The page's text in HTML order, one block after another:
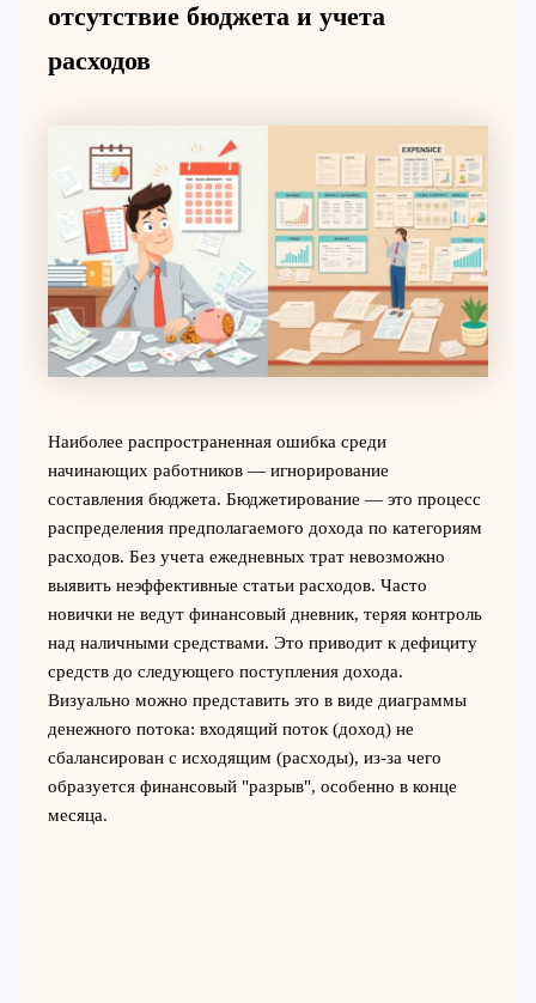
отсутствие бюджета и учета
расходов
Наиболее распространенная ошибка среди
начинающих работников — игнорирование
составления бюджета. Бюджетирование — это процесс
распределения предполагаемого дохода по категориям
расходов. Без учета ежедневных трат невозможно
выявить неэффективные статьи расходов. Часто
новички не ведут финансовый дневник, теряя контроль
над наличными средствами. Это приводит к дефициту
средств до следующего поступления дохода.
Визуально можно представить это в виде диаграммы
денежного потока: входящий поток (доход) не
сбалансирован с исходящим (расходы), из-за чего
образуется финансовый "разрыв", особенно в конце
месяца.